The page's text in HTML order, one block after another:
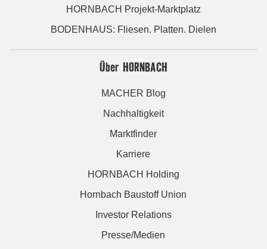
HORNBACH Projekt-Marktplatz
BODENHAUS: Fliesen. Platten. Dielen
Über HORNBACH
MACHER Blog
Nachhaltigkeit
Marktfinder
Karriere
HORNBACH Holding
Hornbach Baustoff Union
Investor Relations
Presse/Medien